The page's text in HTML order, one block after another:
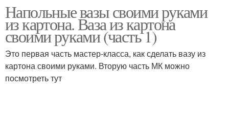
Готовая ваза Ваза из папье-маше
Ваза в интерьере Ваза из мозаики
Напольные вазы своими руками
из картона. Ваза из картона
своими руками (часть 1)
Это первая часть мастер-класса, как сделать вазу из
картона своими руками. Вторую часть МК можно
посмотреть тут